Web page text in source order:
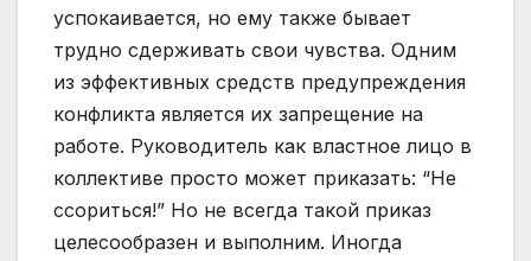
успокаивается, но ему также бывает
трудно сдерживать свои чувства. Одним
из эффективных средств предупреждения
конфликта является их запрещение на
работе. Руководитель как властное лицо в
коллективе просто может приказать: “Не
ссориться!” Но не всегда такой приказ
целесообразен и выполним. Иногда